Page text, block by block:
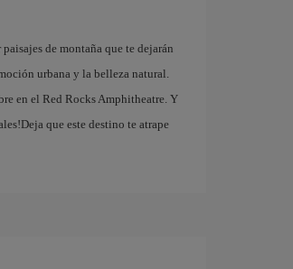
de montaña que te dejarán
urbana y la belleza natural.
en el Red Rocks Amphitheatre. Y
que este destino te atrape